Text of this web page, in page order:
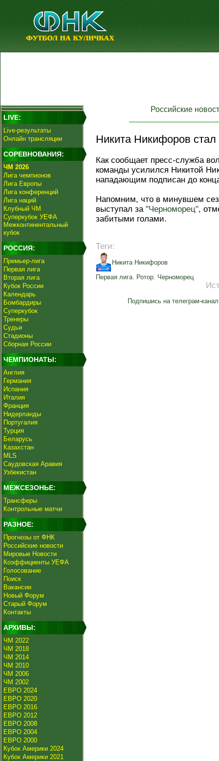
LIVE:
Live-результаты
Онлайн трансляции
СОРЕВНОВАНИЯ:
ЧМ 2026
Лига чемпионов
Лига Европы
Лига конференций
Лига наций
Клубный ЧМ
Суперкубок УЕФА
Межконтинентальный
кубок
РОССИЯ:
Премьер-лига
Первая лига
Вторая лига
Кубок России
Календарь
Бомбардиры
Суперкубок
Тренеры
Судьи
Стадионы
Сборная России
ЧЕМПИОНАТЫ:
Англия
Германия
Испания
Италия
Франция
Нидерланды
Португалия
Турция
Беларусь
Казахстан
MLS
Саудовская Аравия
Узбекистан
МЕЖСЕЗОНЬЕ:
Трансферы
Контрольные матчи
РАЗНОЕ:
Прогнозы от ФНК
Российские новости
Мировые Новости
Коэффициенты УЕФА
Голосование
Поиск
Вакансии
Новый Форум
Старый Форум
Контакты
АРХИВЫ:
ЧМ 2022
ЧМ 2018
ЧМ 2014
ЧМ 2010
ЧМ 2006
ЧМ 2002
ЕВРО 2024
ЕВРО 2020
ЕВРО 2016
ЕВРО 2012
ЕВРО 2008
ЕВРО 2004
ЕВРО 2000
Кубок Америки 2024
Кубок Америки 2021
Российские
Никита Никифоров стал
Как сообщает пресс-служба
команды усилился Никитой
нападающим подписан до
Напомним, что в минувшем
выступал за "Черноморец",
забитыми голами.
Теги:
Никита Никифоров
Первая лига, Ротор, Черноморец
Подпишись на телеграм-